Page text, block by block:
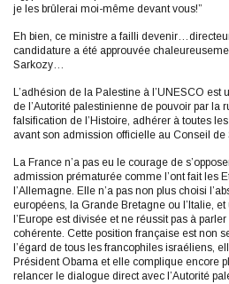
je les brûlerai moi-même devant vous!”
Eh bien, ce ministre a failli
candidature a été approuvée
Sarkozy…
L’adhésion de la Palestine à l’UNESCO
de l’Autorité palestinienne de pouvoir par la
falsification de l’Histoire, adhérer à toutes
avant son admission officielle au Conseil de
La France n’a pas eu le courage de
admission prématurée comme l’ont fait les
l’Allemagne. Elle n’a pas non plus choisi
européens, la Grande Bretagne ou l’Italie,
l’Europe est divisée et ne réussit pas à
cohérente. Cette position française est non
l’égard de tous les francophiles israéliens,
Président Obama et elle complique encore
relancer le dialogue direct avec l’Autorité